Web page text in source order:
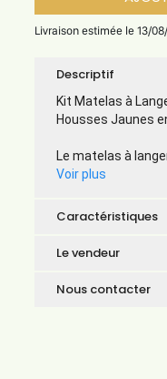
Livraison estimée le 13/
Descriptif
Kit Matelas à
Housses Jaunes
Le matelas à
Voir plus
Caractéristiques
Le vendeur
Nous contacter